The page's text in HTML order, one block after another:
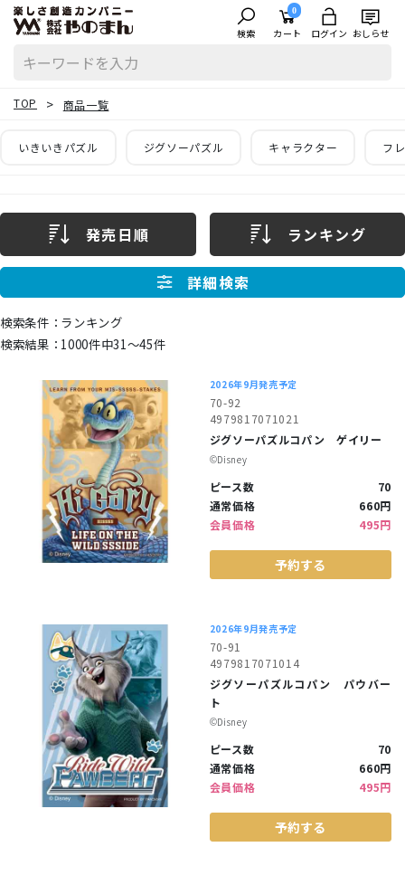
検索
0
カート ログイン おしらせ
TOP 商品一覧
いきいきパズル ジグソーパズル キャラクター フ
発売日順 ランキング
詳細検索
ランキング
1000件中31〜45件
2026年9月発売予定
70-92
4979817071021
ジグソーパズルコパン ゲイリー
©︎Disney
ピース数
70
通常価格
660円
会員価格
495円
予約する
2026年9月発売予定
70-91
4979817071014
ジグソーパズルコパン パウバー
ト
©︎Disney
ピース数
70
通常価格
660円
会員価格
495円
予約する